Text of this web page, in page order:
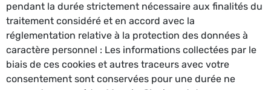
pendant la durée strictement nécessaire aux finalités du
traitement considéré et en accord avec la
réglementation relative à la protection des données à
caractère personnel : Les informations collectées par le
biais de ces cookies et autres traceurs avec votre
consentement sont conservées pour une durée ne